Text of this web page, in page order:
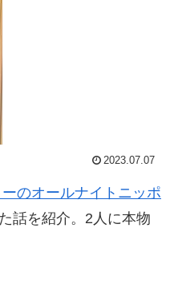
2023.07.07
のオールナイトニッポ
話を紹介。2人に本物